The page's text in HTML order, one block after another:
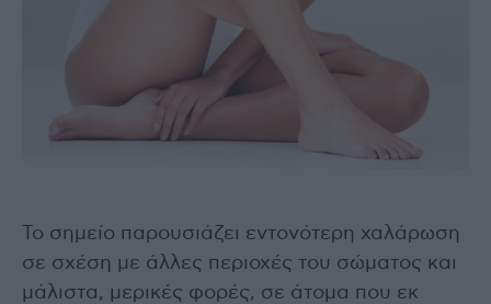
Το σημείο παρουσιάζει εντονότερη χαλάρωση
σε σχέση με άλλες περιοχές του σώματος και
μάλιστα, μερικές φορές, σε άτομα που εκ